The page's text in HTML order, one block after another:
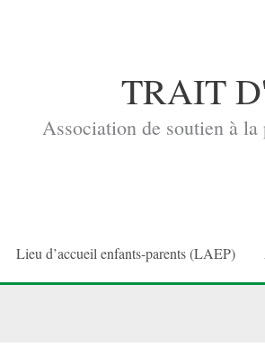
TRAIT
Association de soutien à
Lieu d’accueil enfants-parents (LAEP)